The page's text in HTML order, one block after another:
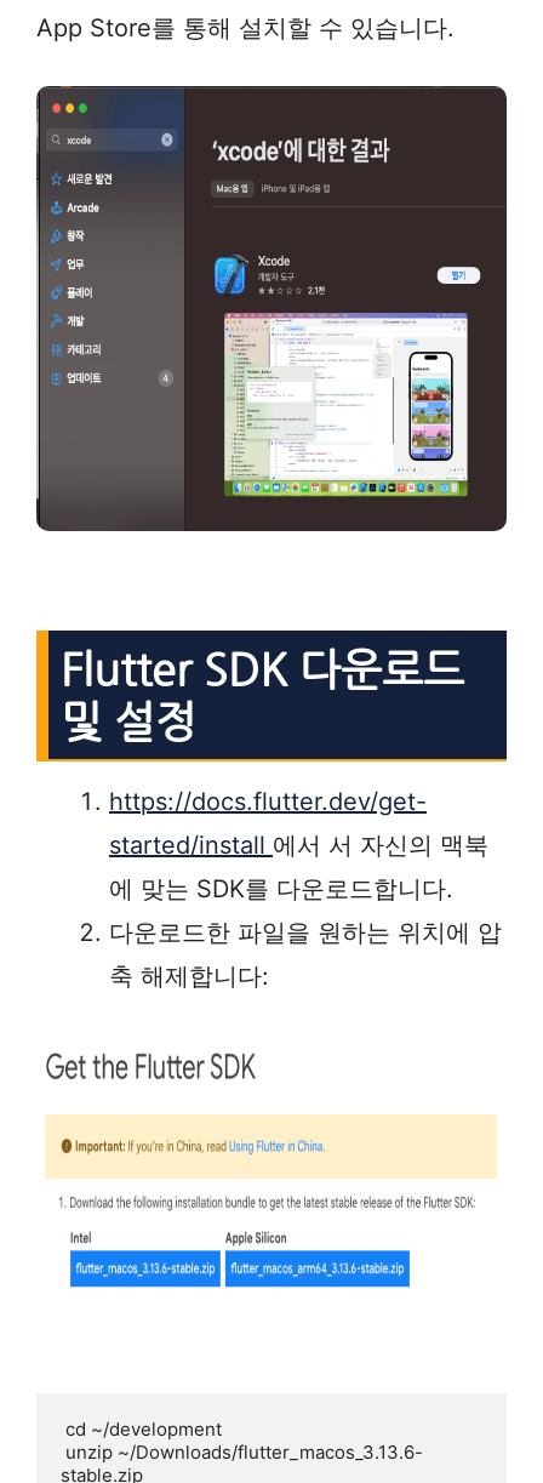
App Store를 통해 설치할 수 있습니다.
Flutter SDK 다운로드
및 설정
https://docs.flutter.dev/get-
started/install 에서 서 자신의 맥북
에 맞는 SDK를 다운로드합니다.
다운로드한 파일을 원하는 위치에 압
축 해제합니다:
stable.zip